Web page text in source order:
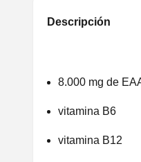
Descripción
8.000 mg de
vitamina B6
vitamina B12